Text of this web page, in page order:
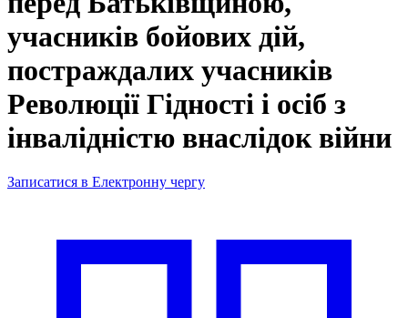
учасників бойових дій,
постраждалих учасників
Революції Гідності і осіб з
інвалідністю внаслідок війни
Записатися в Електронну чергу